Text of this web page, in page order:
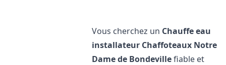
Vous cherchez un Chauffe eau
installateur Chaffoteaux Notre
Dame de Bondevillefiable et